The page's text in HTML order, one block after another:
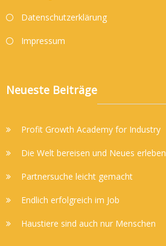
Datenschutzerklärung
Impressum
Neueste Beiträge
Profit Growth Academy for Industry
Die Welt bereisen und Neues erleben
Partnersuche leicht gemacht
Endlich erfolgreich im Job
Haustiere sind auch nur Menschen